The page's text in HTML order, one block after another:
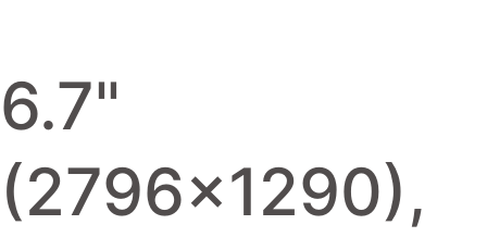
6.7"
(2796x1290),